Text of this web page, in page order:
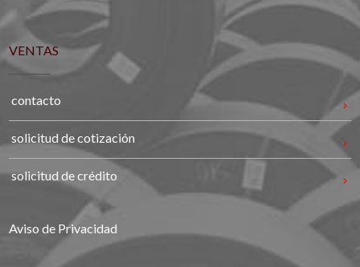
VENTAS
contacto
solicitud de cotización
solicitud de crédito
Aviso de Privacidad